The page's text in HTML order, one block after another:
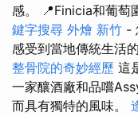
感。 📍Finicia和葡萄
鍵字搜尋 外燴 新竹 -
感受到當地傳統生活
整骨院的奇妙經歷 這
一家釀酒廠和品嚐
而具有獨特的風味。